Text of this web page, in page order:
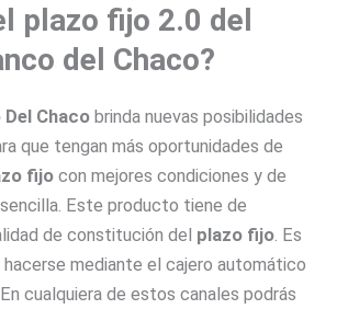
plazo fijo 2.0 del
del Chaco?
Del Chaco brinda nuevas posibilidades
que tengan más oportunidades de
fijo con mejores condiciones y de
sencilla. Este producto tiene de
de constitución del plazo fijo . Es
hacerse mediante el cajero automático
cualquiera de estos canales podrás